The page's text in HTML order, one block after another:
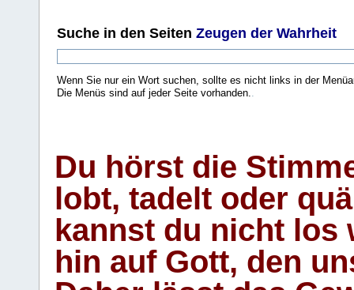
Suche in den Seiten Zeugen der Wahrheit
Wenn Sie nur ein Wort suchen, sollte es nicht links in der
Die Menüs sind auf jeder Seite vorhanden..
Du hörst die
lobt, tadelt oder
kannst du nicht los
hin auf Gott, den